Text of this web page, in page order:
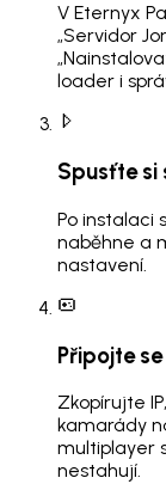
V Eternyx
„Servidor
loader i
Spusťte si
Po instalaci
naběhne a
nastavení.
Připojte
Zkopírujte
kamarády
multiplayer
nestahují.